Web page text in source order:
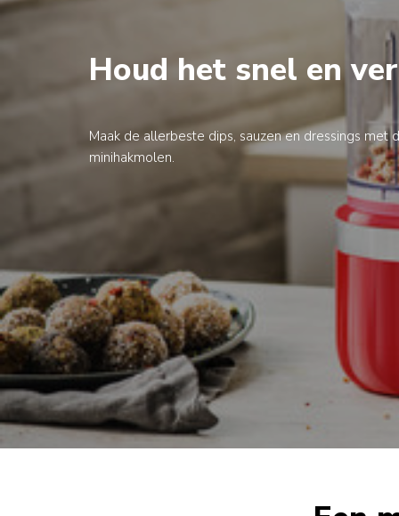
Houd het snel en
Maak de allerbeste dips, sauzen en dressings met
minihakmolen.